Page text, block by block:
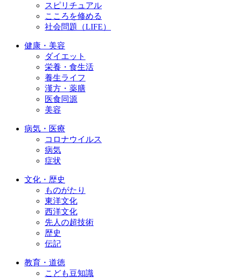
スピリチュアル
こころを修める
社会問題（LIFE）
健康・美容
ダイエット
栄養・食生活
養生ライフ
漢方・薬膳
医食同源
美容
病気・医療
コロナウイルス
病気
症状
文化・歴史
ものがたり
東洋文化
西洋文化
先人の超技術
歴史
伝記
教育・道徳
こども豆知識